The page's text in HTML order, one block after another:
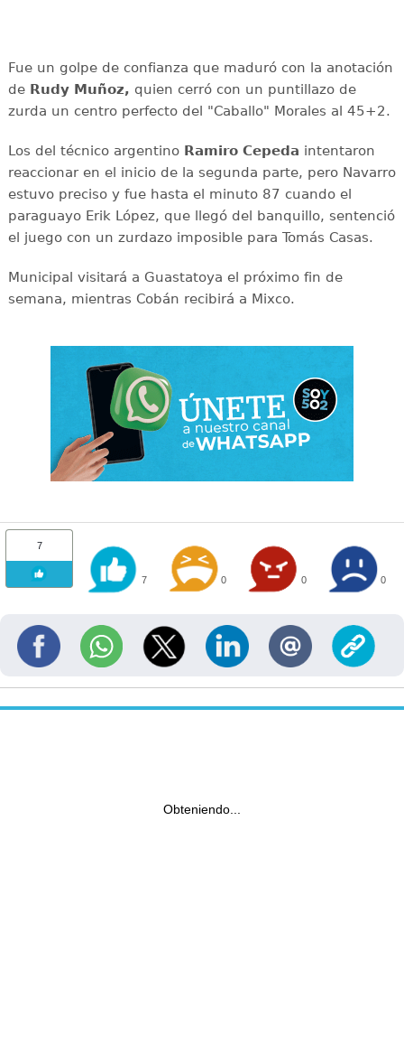
Fue un golpe de confianza que maduró con la anotación
de Rudy Muñoz, quien cerró con un puntillazo de
zurda un centro perfecto del "Caballo" Morales al 45+2.
Los del técnico argentino Ramiro Cepeda intentaron
reaccionar en el inicio de la segunda parte, pero Navarro
estuvo preciso y fue hasta el minuto 87 cuando el
paraguayo Erik López, que llegó del banquillo, sentenció
el juego con un zurdazo imposible para Tomás Casas.
Municipal visitará a Guastatoya el próximo fin de
semana, mientras Cobán recibirá a Mixco.
7
7 0 0 0
Obteniendo...